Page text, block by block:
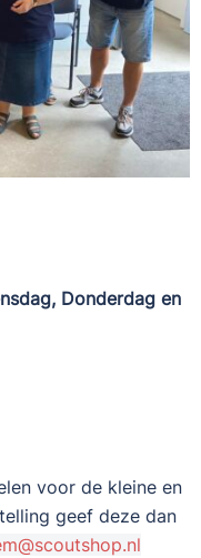
Donderdag en
voor de kleine en
geef deze dan